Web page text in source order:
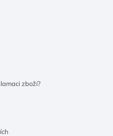
zboží?